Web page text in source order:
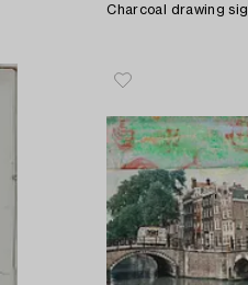
Charcoal drawing